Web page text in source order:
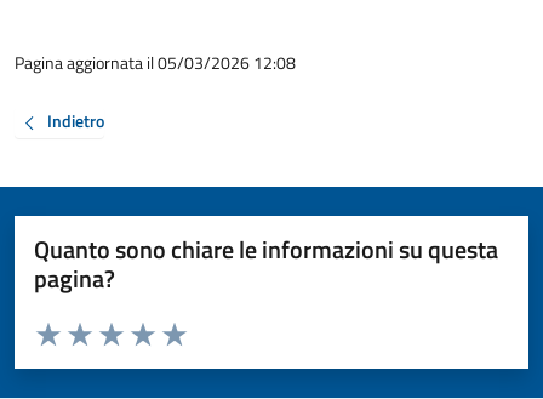
Pagina aggiornata il 05/03/2026 12:08
Indietro
Quanto sono chiare le informazioni su questa
pagina?
Valuta da 1 a 5 stelle la pagina
Valuta 5 stelle su 5
Valuta 4 stelle su 5
Valuta 3 stelle su 5
Valuta 2 stelle su 5
Valuta 1 stelle su 5